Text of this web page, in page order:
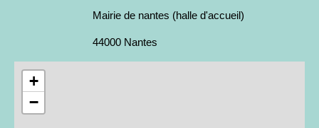
Mairie de nantes (halle d'accueil)
44000 Nantes
+
−